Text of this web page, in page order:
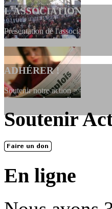
L'ASSOCIATION
Présentation de l'association et
ADHÉRER !
Soutenir notre action ==> Si
dessous, en le remplissant et en...
En 2004, une dizaine de
Soutenir
En ligne